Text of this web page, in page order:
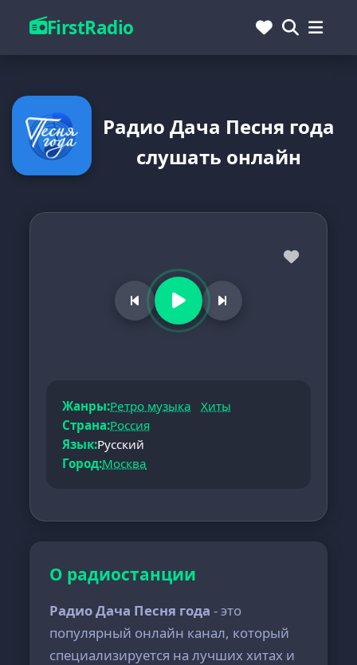
FirstRadio
Радио Дача Песня года
слушать онлайн
Жанры:Ретро музыка
Хиты
Страна:Россия
Язык:Русский
Город:Москва
О радиостанции
Радио Дача Песня года - это
популярный онлайн канал, который
специализируется на лучших хитах и